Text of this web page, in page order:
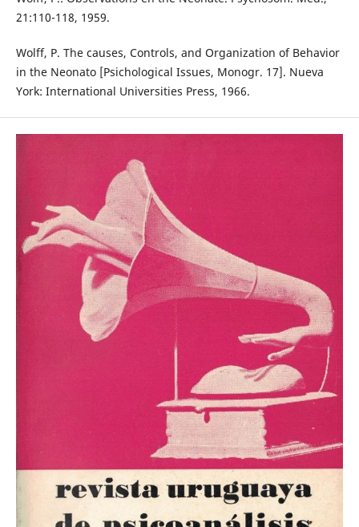
21:110-118, 1959.
Wolff, P. The causes, Controls, and Organization of Behavior
in the Neonato [Psichological Issues, Monogr. 17]. Nueva
York: International Universities Press, 1966.